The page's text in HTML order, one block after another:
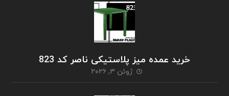
خرید عمده میز پلاستیکی ناصر کد 823
ژوئن ۳, ۲۰۲۶